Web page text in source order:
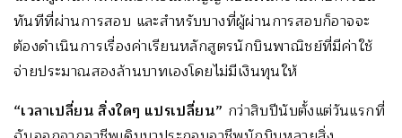
ทันทีที่ผ่านการสอบ และสำหรับบางที่ผู้ผ่านการสอบก็อาจจะ
ต้องดำเนินการเรื่องค่าเรียนหลักสูตรนักบินพาณิชย์ที่มีค่าใช้
จ่ายประมาณสองล้านบาทเองโดยไม่มีเงินทุนให้
“เวลาเปลี่ยน สิ่งใดๆ แปรเปลี่ยน” กว่าสิบปีนับตั้งแต่วันแรกที่